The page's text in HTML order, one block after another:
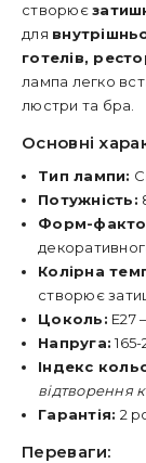
створює
для
готелів,
лампа легко
люстри та бра.
Основні
Тип лампи:
Потужність:
Форм-
Колірна
створює
Цоколь: E27
Напруга:
Індекс
відтворення
Гарантія: 2
Переваги: